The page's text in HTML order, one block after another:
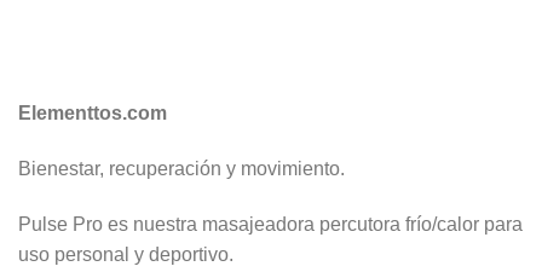
Elementtos.com
Bienestar, recuperación y movimiento.
Pulse Pro es nuestra masajeadora percutora frío/calor para
uso personal y deportivo.